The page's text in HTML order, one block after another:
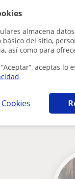
almacena
del sitio,
así como para
aceptas lo
.
¿Hay algún